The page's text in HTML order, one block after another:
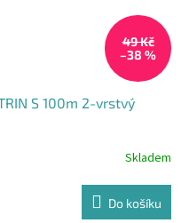
49 Kč
–38 %
S 100m 2-vrstvý
Skladem
Do košíku